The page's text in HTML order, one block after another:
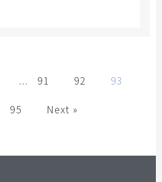
... 91 92
93
95 Next »